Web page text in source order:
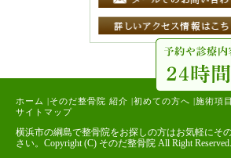
ホーム |そのだ整骨院 紹介 |初めての方へ |施術項目
サイトマップ
横浜市の綱島で整骨院をお探しの方はお気軽にそ
さい。Copyright (C) そのだ整骨院 All Right Reserved.